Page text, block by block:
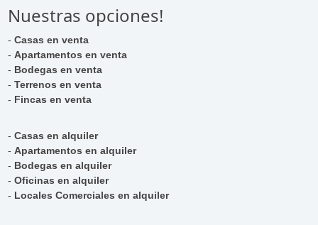
Nuestras opciones!
-Casas en venta
-Apartamentos en venta
- Bodegas en venta
-Terrenos en venta
- Fincas en venta
-Casas en alquiler
-Apartamentos en alquiler
- Bodegas en alquiler
-Oficinas en alquiler
- Locales Comerciales en alquiler